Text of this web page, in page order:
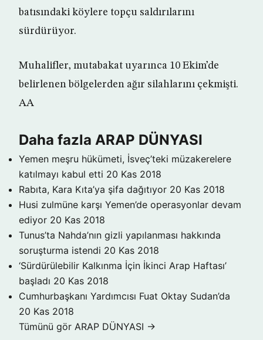
batısındaki köylere topçu saldırılarını
sürdürüyor.
Muhalifler, mutabakat uyarınca 10 Ekim’de
belirlenen bölgelerden ağır silahlarını çekmişti.
AA
Daha fazla ARAP DÜNYASI
Yemen meşru hükümeti, İsveç’teki müzakerelere
katılmayı kabul etti 20 Kas 2018
Rabıta, Kara Kıta’ya şifa dağıtıyor 20 Kas 2018
Husi zulmüne karşı Yemen’de operasyonlar devam
ediyor 20 Kas 2018
Tunus’ta Nahda’nın gizli yapılanması hakkında
soruşturma istendi 20 Kas 2018
‘Sürdürülebilir Kalkınma İçin İkinci Arap Haftası’
başladı 20 Kas 2018
Cumhurbaşkanı Yardımcısı Fuat Oktay Sudan’da
20 Kas 2018
Tümünü gör ARAP DÜNYASI →